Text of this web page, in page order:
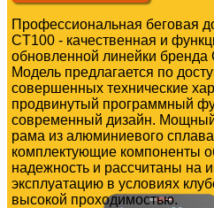
Профессиональная беговая
CT100 - качественная и
обновленной линейки бренда
Модель предлагается по
совершенных технические
продвинутый программный
современный дизайн. Мощный
рама из алюминиевого
комплектующие компоненты
надежность и рассчитаны на
эксплуатацию в условиях
высокой проходимостью.